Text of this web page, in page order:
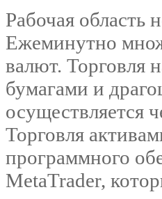
Рабочая область
Ежеминутно
валют. Торговля
бумагами и
осуществляется
Торговля
программного
MetaTrader,